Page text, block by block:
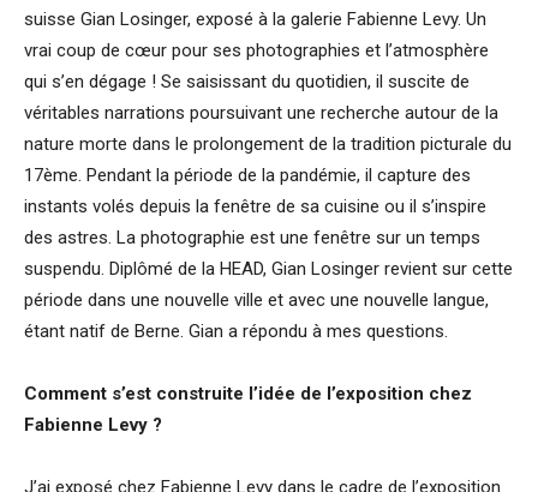
suisse Gian Losinger, exposé à la galerie Fabienne Levy. Un
vrai coup de cœur pour ses photographies et l’atmosphère
qui s’en dégage ! Se saisissant du quotidien, il suscite de
véritables narrations poursuivant une recherche autour de la
nature morte dans le prolongement de la tradition picturale du
17ème. Pendant la période de la pandémie, il capture des
instants volés depuis la fenêtre de sa cuisine ou il s’inspire
des astres. La photographie est une fenêtre sur un temps
suspendu. Diplômé de la HEAD, Gian Losinger revient sur cette
période dans une nouvelle ville et avec une nouvelle langue,
étant natif de Berne. Gian a répondu à mes questions.
Comment s’est construite l’idée de l’exposition chez
Fabienne Levy ?
J’ai exposé chez Fabienne Levy dans le cadre de l’exposition